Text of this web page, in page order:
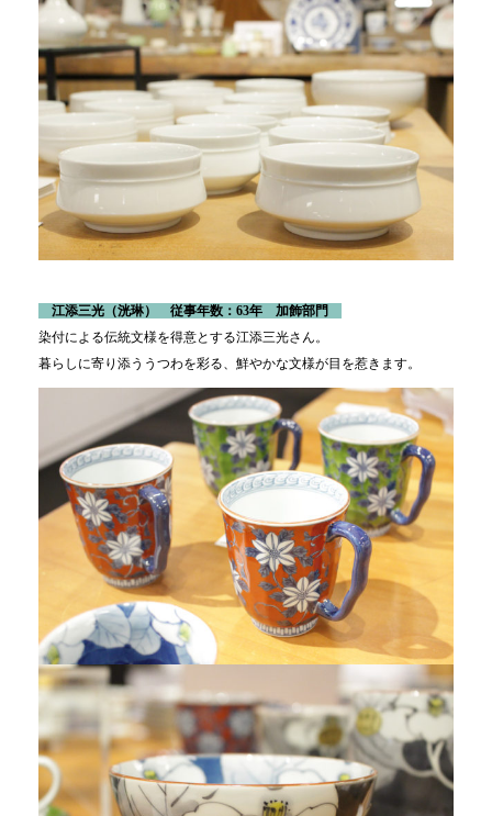
江添三光（洸琳） 従事年数：63年 加飾部門
染付による伝統文様を得意とする江添三光さん。
暮らしに寄り添ううつわを彩る、鮮やかな文様が目を惹きます。